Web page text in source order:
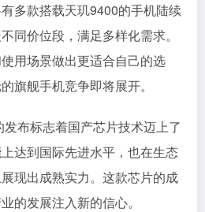
多款搭载天玑9400的手机陆续
同价位段，满足多样化需求。
用场景做出更适合自己的选
旗舰手机竞争即将展开。
布标志着国产芯片技术迈上了
达到国际先进水平，也在生态
现出成熟实力。这款芯片的成
的发展注入新的信心。